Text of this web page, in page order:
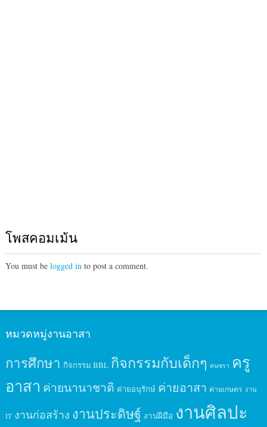
โพสคอมเม้น
You must be logged into post a comment.
หมวดหมู่งานอาสา
การศึกษา กิจกรรม BBL กิจกรรมกับเด็กๆ คนชรา ครู
อาสา ค่ายนานาชาติ ค่ายอนุรักษ์ ค่ายอาสา ค่ายเกษตร งาน
IT งานก่อสร้าง งานประดิษฐ์ งานฝีมือ งานศิลปะ